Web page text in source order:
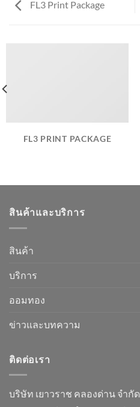
FL3 Print Package
FL3 PRINT PACKAGE
สินค้าและบริการ
สินค้า
บริการ
ออมทอง
ข่าวและบทความ
ติดต่อเรา
บริษัท เยาวราช คลองด่าน จำกัด